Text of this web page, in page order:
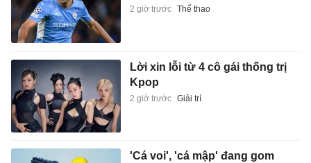
2 giờ trước Thể thao
Lời xin lỗi từ 4 cô gái thống trị
Kpop
2 giờ trước Giải trí
'Cá voi', 'cá mập' đang gom